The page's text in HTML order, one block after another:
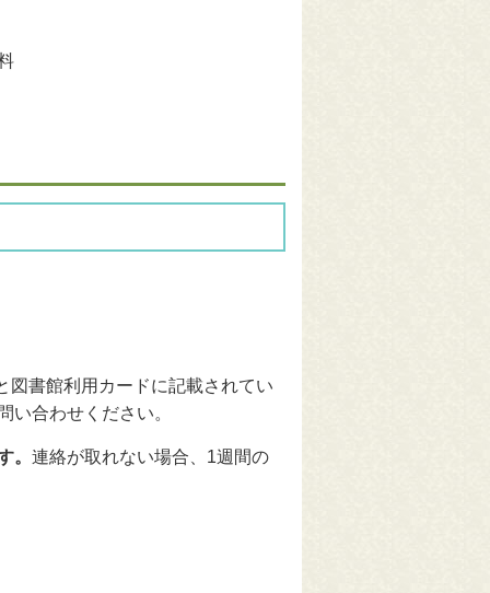
図書館利用カードに記載されてい
い合わせください。
。 連絡が取れない場合、1週間の